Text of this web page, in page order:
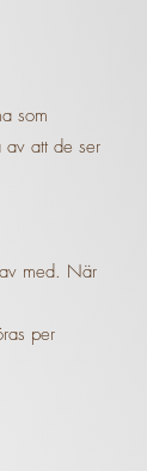
som
av att de ser
med. När
per